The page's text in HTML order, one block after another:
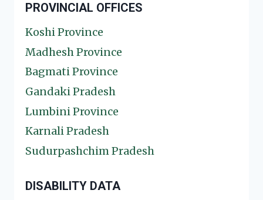
PROVINCIAL OFFICES
Koshi Province
Madhesh Province
Bagmati Province
Gandaki Pradesh
Lumbini Province
Karnali Pradesh
Sudurpashchim Pradesh
DISABILITY DATA